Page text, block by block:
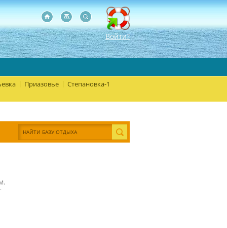
Войти?
Приазовье Степановка-1